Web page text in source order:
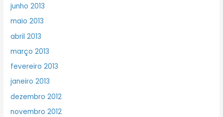
junho 2013
maio 2013
abril 2013
março 2013
fevereiro 2013
janeiro 2013
dezembro 2012
novembro 2012